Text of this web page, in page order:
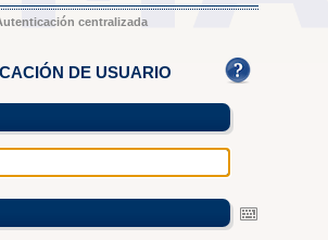
centralizada
DE USUARIO